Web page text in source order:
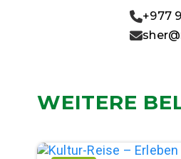
+977
WEITERE